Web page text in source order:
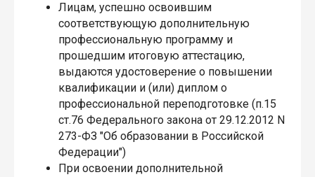
Лицам, успешно освоившим
соответствующую дополнительную
профессиональную программу и
прошедшим итоговую аттестацию,
выдаются удостоверение о повышении
квалификации и (или) диплом о
профессиональной переподготовке (п.15
ст.76 Федерального закона от 29.12.2012 N
273-ФЗ "Об образовании в Российской
Федерации")
При освоении дополнительной